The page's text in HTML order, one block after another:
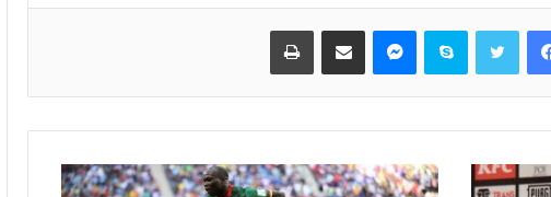
Facebook
Skype حصيداري ڪريو اي ميل ذريعي